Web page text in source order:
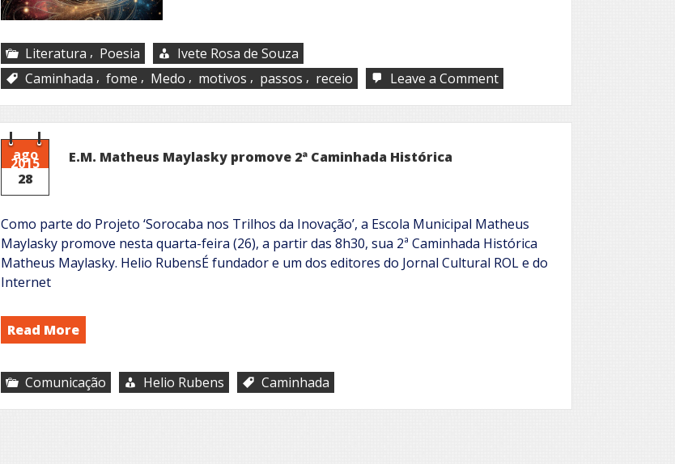
Literatura , Poesia
Ivete Rosa de Souza
Caminhada , fome , Medo , motivos , passos , receio Leave a Commenton
Tenho
fome
ago
2015
28
E.M. Matheus Maylasky promove 2ª Caminhada Histórica
Como parte do Projeto ‘Sorocaba nos Trilhos da Inovação’, a Escola Municipal Matheus
Maylasky promove nesta quarta-feira (26), a partir das 8h30, sua 2ª Caminhada Histórica
Matheus Maylasky. Helio RubensÉ fundador e um dos editores do Jornal Cultural ROL e do
Internet
Read More
Comunicação Helio Rubens Caminhada